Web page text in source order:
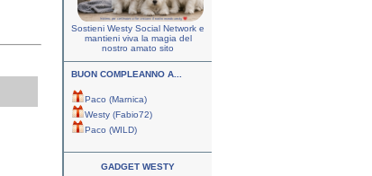
Sostieni Westy Social Network e
mantieni viva la magia del
nostro amato sito
BUON COMPLEANNO A...
Paco (Marnica)
Westy (Fabio72)
Paco (WILD)
GADGET WESTY